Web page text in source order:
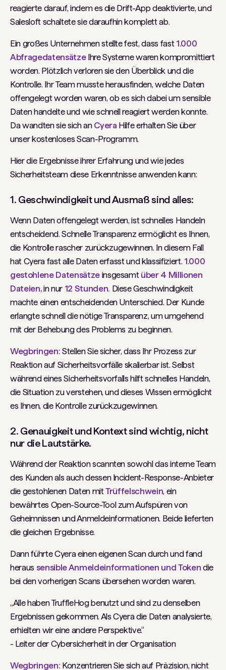
reagierte darauf, indem es die Drift-App deaktivierte, und
Salesloft schaltete sie daraufhin komplett ab.
Ein großes Unternehmen stellte fest, dass fast 1.000
AbfragedatensätzeIhre Systeme waren kompromittiert
worden. Plötzlich verloren sie den Überblick und die
Kontrolle. Ihr Team musste herausfinden, welche Daten
offengelegt worden waren, ob es sich dabei um sensible
Daten handelte und wie schnell reagiert werden konnte.
Da wandten sie sich an Cyera Hilfe erhalten Sie über
unser kostenloses Scan-Programm.
Hier die Ergebnisse ihrer Erfahrung und wie jedes
Sicherheitsteam diese Erkenntnisse anwenden kann:
1. Geschwindigkeit und Ausmaß sind alles:
Wenn Daten offengelegt werden, ist schnelles Handeln
entscheidend. Schnelle Transparenz ermöglicht es Ihnen,
die Kontrolle rascher zurückzugewinnen. In diesem Fall
hat Cyera fast alle Daten erfasst und klassifiziert. 1.000
gestohlene Datensätzeinsgesamt über 4 Millionen
Dateien,in nur12 Stunden. Diese Geschwindigkeit
machte einen entscheidenden Unterschied. Der Kunde
erlangte schnell die nötige Transparenz, um umgehend
mit der Behebung des Problems zu beginnen.
Wegbringen: Stellen Sie sicher, dass Ihr Prozess zur
Reaktion auf Sicherheitsvorfälle skalierbar ist. Selbst
während eines Sicherheitsvorfalls hilft schnelles Handeln,
die Situation zu verstehen, und dieses Wissen ermöglicht
es Ihnen, die Kontrolle zurückzugewinnen.
2. Genauigkeit und Kontext sind wichtig, nicht
nur die Lautstärke.
Während der Reaktion scannten sowohl das interne Team
des Kunden als auch dessen Incident-Response-Anbieter
die gestohlenen Daten mitTrüffelschwein, ein
bewährtes Open-Source-Tool zum Aufspüren von
Geheimnissen und Anmeldeinformationen. Beide lieferten
die gleichen Ergebnisse.
Dann führte Cyera einen eigenen Scan durch und fand
heraus sensible Anmeldeinformationen und Token die
bei den vorherigen Scans übersehen worden waren.
„Alle haben TruffleHog benutzt und sind zu denselben
Ergebnissen gekommen. Als Cyera die Daten analysierte,
erhielten wir eine andere Perspektive.“
- Leiter der Cybersicherheit in der Organisation
Wegbringen: Konzentrieren Sie sich auf Präzision, nicht